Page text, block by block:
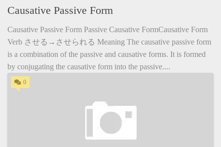
Causative Passive Form
Causative Passive Form Passive Causative FormCausative Form
Verb させる→させられる Meaning The causative passive form
is a combination of the passive and causative forms. It is formed
by conjugating the causative form into the passive....
0